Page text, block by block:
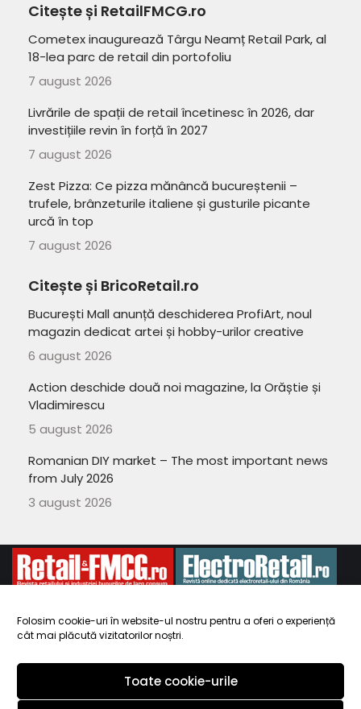
Folosim cookie-uri în website-ul nostru pentru a oferi o experiență
cât mai plăcută vizitatorilor noștri.
Toate cookie-urile
Citește și RetailFMCG.ro
Cometex inaugurează Târgu Neamț Retail Park, al
18-lea parc de retail din portofoliu
7 august 2026
Livrările de spații de retail încetinesc în 2026, dar
investițiile revin în forță în 2027
7 august 2026
Zest Pizza: Ce pizza mănâncă bucureștenii –
trufele, brânzeturile italiene și gusturile picante
urcă în top
7 august 2026
Citește și BricoRetail.ro
București Mall anunță deschiderea ProfiArt, noul
magazin dedicat artei și hobby-urilor creative
6 august 2026
Action deschide două noi magazine, la Orăștie și
Vladimirescu
5 august 2026
Romanian DIY market – The most important news
from July 2026
3 august 2026
site-ului.